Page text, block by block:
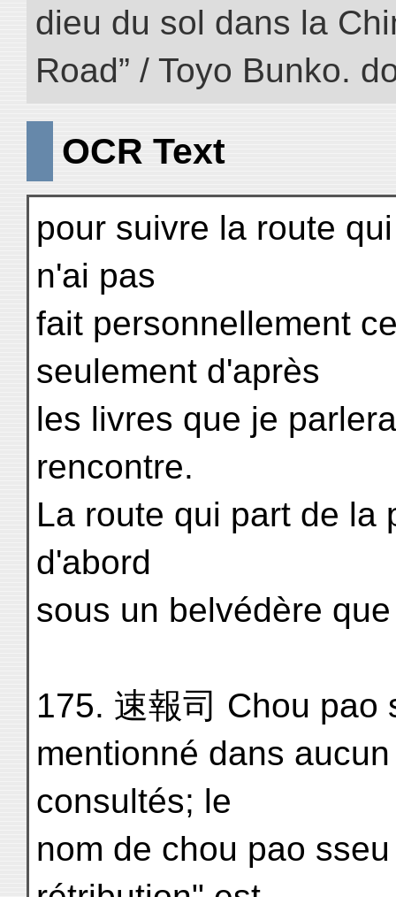
dieu du sol dans la
Road” / Toyo Bunko.
OCR Text
pour suivre la route
n'ai pas
fait personnellement
seulement d'après
les livres que je
rencontre.
La route qui part de la
d'abord
sous un belvédère
175. 速報司 Chou
mentionné dans
consultés; le
nom de chou pao